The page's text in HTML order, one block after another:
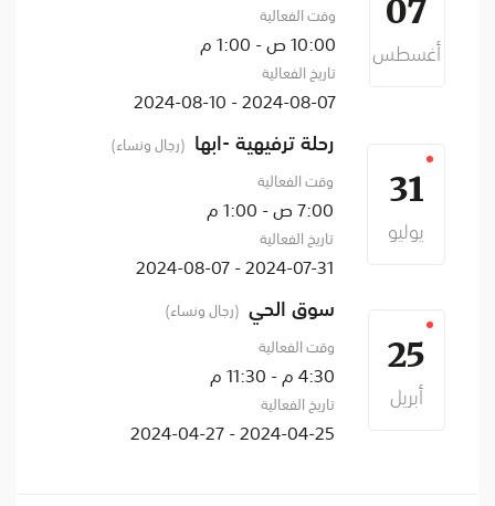
07
أغسطس
وقت الفعالية
10:00 ص - 1:00 م
تاريخ الفعالية
2024-08-07 - 2024-08-10
31
يوليو
رحلة ترفيهية -ابها (رجال ونساء)
وقت الفعالية
7:00 ص - 1:00 م
تاريخ الفعالية
2024-07-31 - 2024-08-07
25
أبريل
سوق الحي (رجال ونساء)
وقت الفعالية
4:30 م - 11:30 م
تاريخ الفعالية
2024-04-25 - 2024-04-27